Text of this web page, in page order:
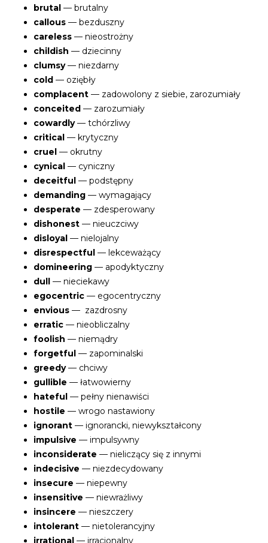
brutal — brutalny
callous — bezduszny
careless — nieostrożny
childish — dziecinny
clumsy— niezdarny
cold — oziębły
complacent — zadowolony z siebie, zarozumiały
conceited — zarozumiały
cowardly— tchórzliwy
critical — krytyczny
cruel — okrutny
cynical — cyniczny
deceitful — podstępny
demanding — wymagający
desperate — zdesperowany
dishonest — nieuczciwy
disloyal — nielojalny
disrespectful — lekceważący
domineering — apodyktyczny
dull — nieciekawy
egocentric — egocentryczny
envious — zazdrosny
erratic — nieobliczalny
foolish — niemądry
forgetful — zapominalski
greedy— chciwy
gullible — łatwowierny
hateful — pełny nienawiści
hostile — wrogo nastawiony
ignorant — ignorancki, niewykształcony
impulsive — impulsywny
inconsiderate — nieliczący się z innymi
indecisive — niezdecydowany
insecure — niepewny
insensitive — niewrażliwy
insincere — nieszczery
intolerant — nietolerancyjny
irrational — irracjonalny